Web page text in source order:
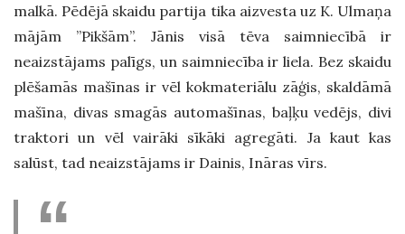
malkā. Pēdējā skaidu partija tika aizvesta uz K. Ulmaņa
mājām ”Pikšām”. Jānis visā tēva saimniecībā ir
neaizstājams palīgs, un saimniecība ir liela. Bez skaidu
plēšamās mašīnas ir vēl kokmateriālu zāģis, skaldāmā
mašīna, divas smagās automašīnas, baļķu vedējs, divi
traktori un vēl vairāki sīkāki agregāti. Ja kaut kas
salūst, tad neaizstājams ir Dainis, Ināras vīrs.